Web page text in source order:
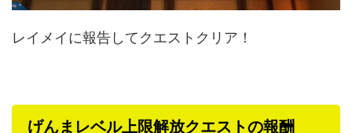
レイメイに報告してクエストクリア！
げんまレベル上限解放クエストの報酬